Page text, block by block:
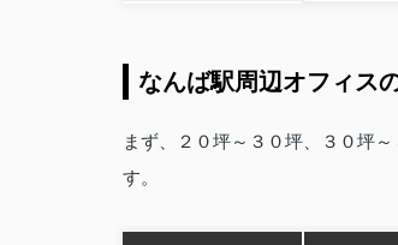
なんば駅周辺オフィス
まず、２０坪～３０坪、３０坪
す。